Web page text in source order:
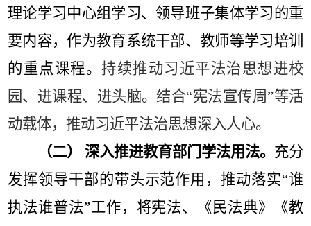
理论学习中心组学习、领导班子集体学习的重
要内容，作为教育系统干部、教师等学习培训
的重点课程。 持续推动习近平法治思想进校
园、进课程、进头脑。结合“宪法宣传周 ”等活
动载体，推动习近平法治思想深入人心。
（二）
深入推进教育部门学法用法。 充分
发挥领导干部的带头示范作用，推动落实“谁
执法谁普法”工作，将宪法、《民法典》《教